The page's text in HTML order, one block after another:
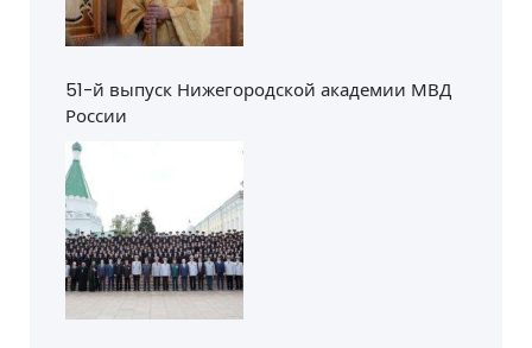
51-й выпуск Нижегородской академии МВД
России